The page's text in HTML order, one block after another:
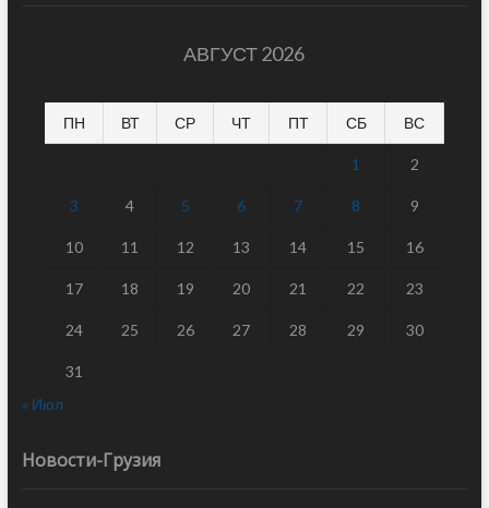
АВГУСТ 2026
ПН ВТ СР ЧТ ПТ СБ ВС
1 2
3 4 5 6 7 8 9
10 11 12 13 14 15 16
17 18 19 20 21 22 23
24 25 26 27 28 29 30
31
« Июл
Новости-Грузия